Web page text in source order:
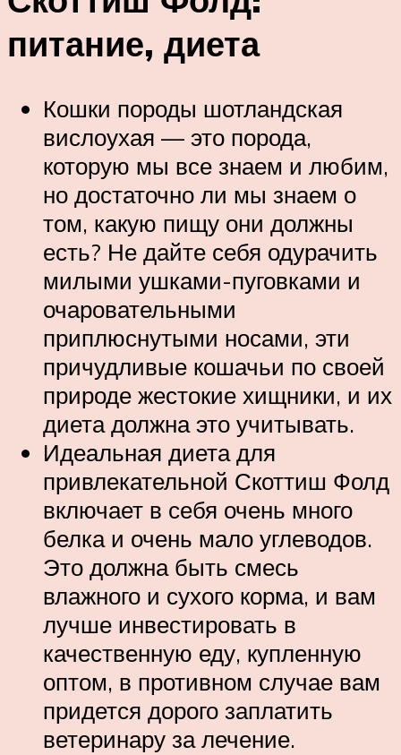
питание, диета
Кошки породы шотландская
вислоухая — это порода,
которую мы все знаем и любим,
но достаточно ли мы знаем о
том, какую пищу они должны
есть? Не дайте себя одурачить
милыми ушками-пуговками и
очаровательными
приплюснутыми носами, эти
причудливые кошачьи по своей
природе жестокие хищники, и их
диета должна это учитывать.
Идеальная диета для
привлекательной Скоттиш Фолд
включает в себя очень много
белка и очень мало углеводов.
Это должна быть смесь
влажного и сухого корма, и вам
лучше инвестировать в
качественную еду, купленную
оптом, в противном случае вам
придется дорого заплатить
ветеринару за лечение.